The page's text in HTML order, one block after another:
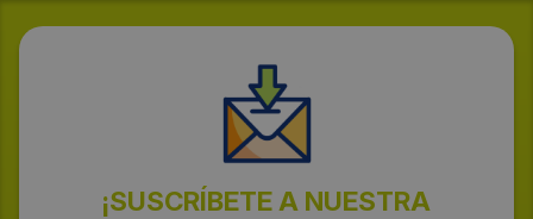
¡SUSCRÍBETE A NUESTRA